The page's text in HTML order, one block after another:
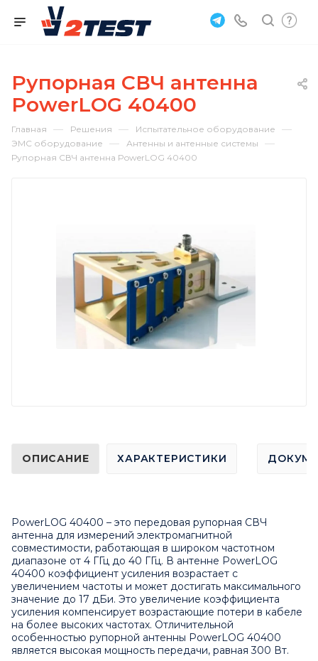
Рупорная СВЧ антенна
PowerLOG 40400
Главная — Решения — Испытательное оборудование —
ЭМС оборудование — Антенны и антенные системы —
Рупорная СВЧ антенна PowerLOG 40400
ОПИСАНИЕ ХАРАКТЕРИСТИКИ
PowerLOG 40400 – это передовая рупорная СВЧ
антенна для измерений электромагнитной
совместимости, работающая в широком частотном
диапазоне от 4 ГГц до 40 ГГц. В антенне PowerLOG
40400 коэффициент усиления возрастает с
увеличением частоты и может достигать максимального
значение до 17 дБи. Это увеличение коэффициента
усиления компенсирует возрастающие потери в кабеле
на более высоких частотах. Отличительной
особенностью рупорной антенны PowerLOG 40400
является высокая мощность передачи, равная 300 Вт.